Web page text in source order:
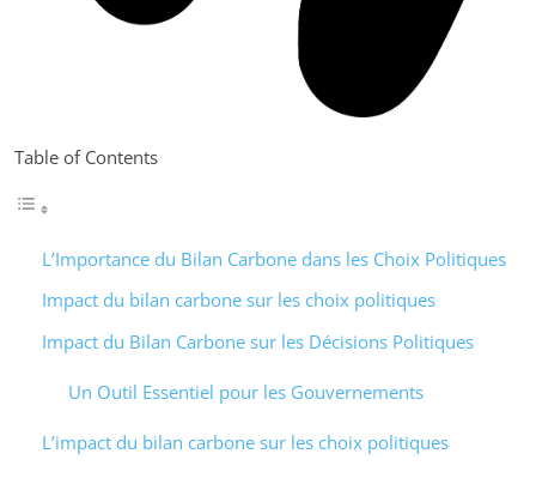
Table of Contents
L’Importance du Bilan Carbone dans les Choix Politiques
Impact du bilan carbone sur les choix politiques
Impact du Bilan Carbone sur les Décisions Politiques
Un Outil Essentiel pour les Gouvernements
L’impact du bilan carbone sur les choix politiques